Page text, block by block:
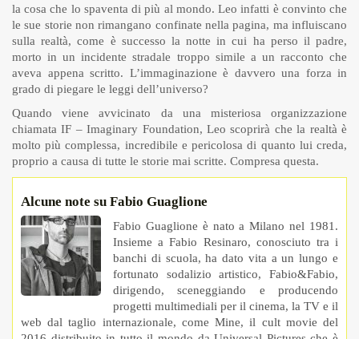
la cosa che lo spaventa di più al mondo. Leo infatti è convinto che
le sue storie non rimangano confinate nella pagina, ma influiscano
sulla realtà, come è successo la notte in cui ha perso il padre,
morto in un incidente stradale troppo simile a un racconto che
aveva appena scritto. L’immaginazione è davvero una forza in
grado di piegare le leggi dell’universo?
Quando viene avvicinato da una misteriosa organizzazione
chiamata IF – Imaginary Foundation, Leo scoprirà che la realtà è
molto più complessa, incredibile e pericolosa di quanto lui creda,
proprio a causa di tutte le storie mai scritte. Compresa questa.
Alcune note su Fabio Guaglione
Fabio Guaglione è nato a Milano nel 1981.
Insieme a Fabio Resinaro, conosciuto tra i
banchi di scuola, ha dato vita a un lungo e
fortunato sodalizio artistico, Fabio&Fabio,
dirigendo, sceneggiando e producendo
progetti multimediali per il cinema, la TV e il
web dal taglio internazionale, come Mine, il cult movie del